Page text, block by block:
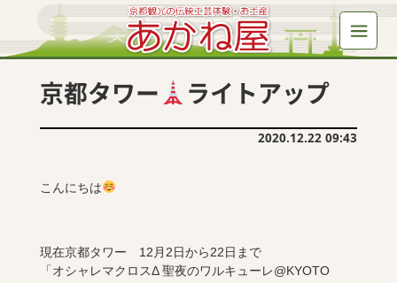
京都タワー ライトアップ
2020.12.22 09:43
こんにちは
現在京都タワー 12月2日から22日まで
「オシャレマクロスΔ 聖夜のワルキューレ@KYOTO